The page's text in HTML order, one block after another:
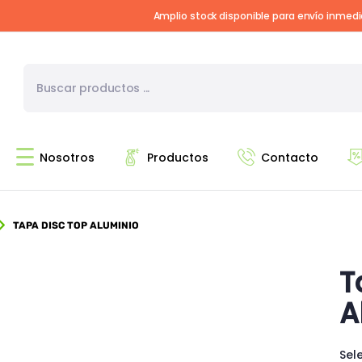
Amplio stock disponible para envío
Nosotros Productos Contacto
TAPA DISC TOP ALUMINIO